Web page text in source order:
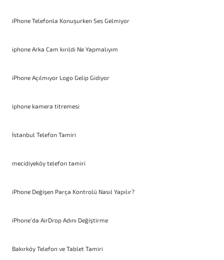
iPhone Telefonla Konuşurken Ses Gelmiyor
iphone Arka Cam kırıldı Ne Yapmalıyım
iPhone Açılmıyor Logo Gelip Gidiyor
iphone kamera titremesi
İstanbul Telefon Tamiri
mecidiyeköy telefon tamiri
iPhone Değişen Parça Kontrolü Nasıl Yapılır?
iPhone’da AirDrop Adını Değiştirme
Bakırköy Telefon ve Tablet Tamiri